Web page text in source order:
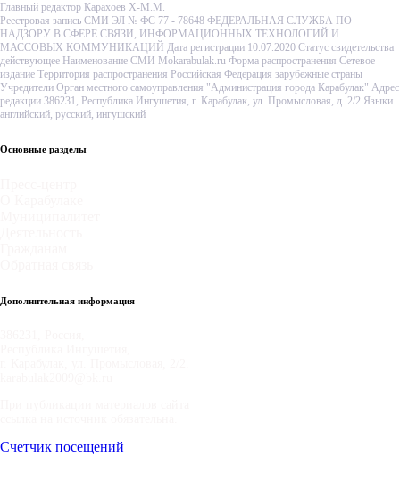
Главный редактор Карахоев Х-М.М.
Реестровая запись СМИ ЭЛ № ФС 77 - 78648 ФЕДЕРАЛЬНАЯ СЛУЖБА ПО
НАДЗОРУ В СФЕРЕ СВЯЗИ, ИНФОРМАЦИОННЫХ ТЕХНОЛОГИЙ И
МАССОВЫХ КОММУНИКАЦИЙ Дата регистрации 10.07.2020 Статус свидетельства
действующее Наименование СМИ Mokarabulak.ru Форма распространения Сетевое
издание Территория распространения Российская Федерация зарубежные страны
Учредители Орган местного самоуправления "Администрация города Карабулак" Адрес
редакции 386231, Республика Ингушетия, г. Карабулак, ул. Промысловая, д. 2/2 Языки
английский, русский, ингушский
Основные разделы
Дополнительная информация
Счетчик посещений